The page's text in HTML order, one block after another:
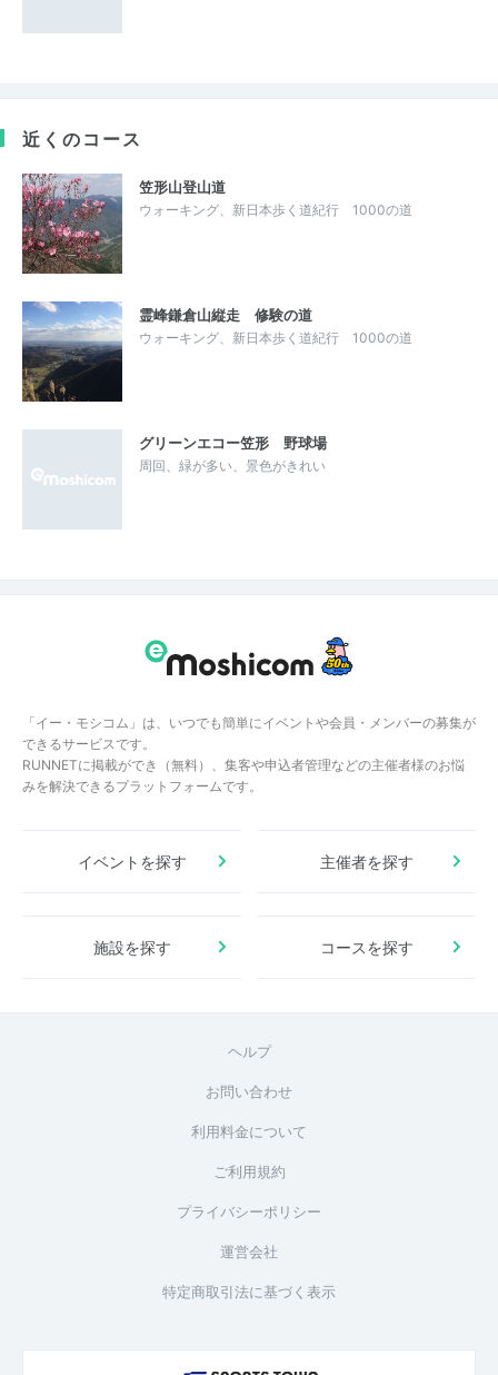
近くのコース
笠形山登山道
ウォーキング、新日本歩く道紀行 1000の道
霊峰鎌倉山縦走 修験の道
ウォーキング、新日本歩く道紀行 1000の道
グリーンエコー笠形 野球場
周回、緑が多い、景色がきれい
「イー・モシコム」は、いつでも簡単にイベントや会員・メンバーの募集が
できるサービスです。
RUNNETに掲載ができ（無料）、集客や申込者管理などの主催者様のお悩
みを解決できるプラットフォームです。
イベントを探す 主催者を探す
施設を探す コースを探す
ヘルプ
お問い合わせ
利用料金について
ご利用規約
プライバシーポリシー
運営会社
特定商取引法に基づく表示